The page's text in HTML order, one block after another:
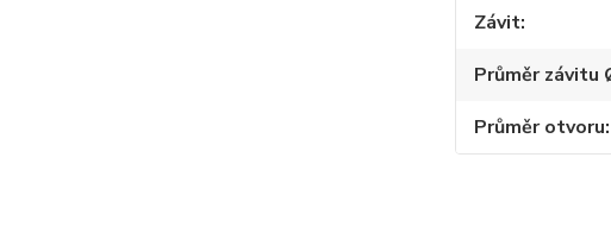
Závit
Průměr závitu
Průměr otvoru